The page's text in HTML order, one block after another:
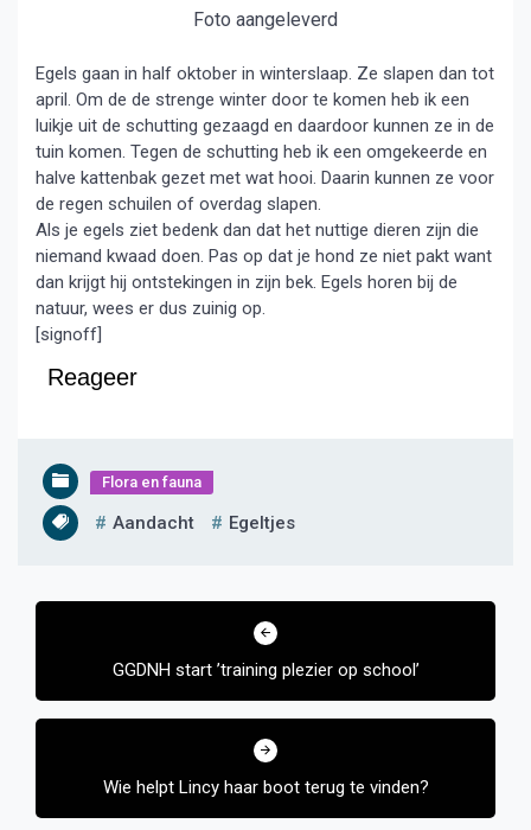
Foto aangeleverd
Egels gaan in half oktober in winterslaap. Ze slapen dan tot
april. Om de de strenge winter door te komen heb ik een
luikje uit de schutting gezaagd en daardoor kunnen ze in de
tuin komen. Tegen de schutting heb ik een omgekeerde en
halve kattenbak gezet met wat hooi. Daarin kunnen ze voor
de regen schuilen of overdag slapen.
Als je egels ziet bedenk dan dat het nuttige dieren zijn die
niemand kwaad doen. Pas op dat je hond ze niet pakt want
dan krijgt hij ontstekingen in zijn bek. Egels horen bij de
natuur, wees er dus zuinig op.
[signoff]
Reageer
Flora en fauna
Aandacht Egeltjes
Bericht
GGDNH start ’training plezier op school’
Wie helpt Lincy haar boot terug te vinden?